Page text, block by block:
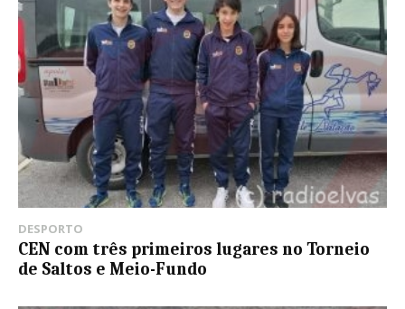
DESPORTO
CEN com três primeiros lugares no Torneio
de Saltos e Meio-Fundo